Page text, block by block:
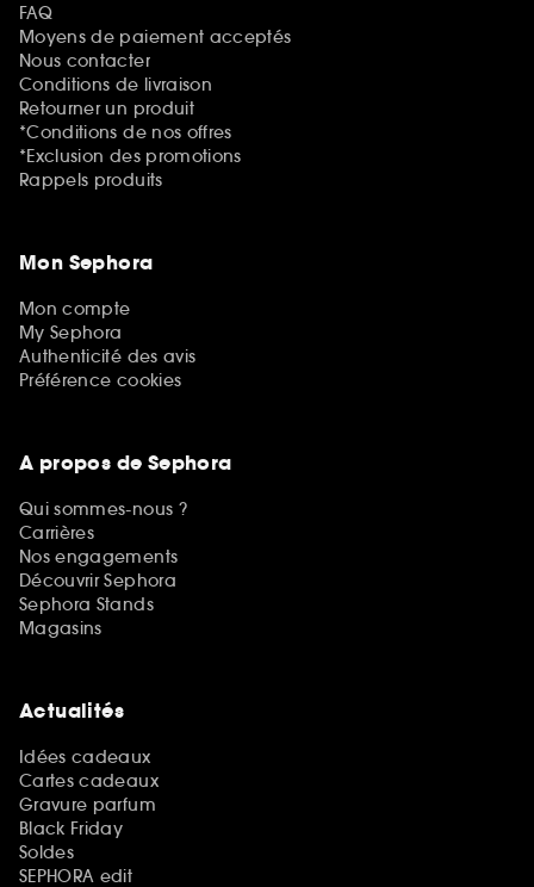
FAQ
Moyens de paiement acceptés
Nous contacter
Conditions de livraison
Retourner un produit
*Conditions de nos offres
*Exclusion des promotions
Rappels produits
Mon Sephora
Mon compte
My Sephora
Authenticité des avis
Préférence cookies
A propos de Sephora
Qui sommes-nous ?
Carrières
Nos engagements
Découvrir Sephora
Sephora Stands
Magasins
Actualités
Idées cadeaux
Cartes cadeaux
Gravure parfum
Black Friday
Soldes
SEPHORA edit